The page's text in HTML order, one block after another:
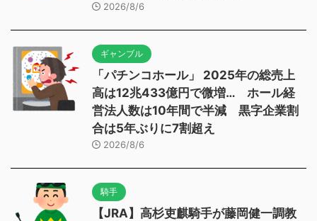
2026/8/6
ギャンブル
「パチンコホール」 2025年の総売上
高は12兆433億円で微増… ホール経
営法人数は10年間で半減 黒字企業割
合は5年ぶりに7割超え
2026/8/6
騎手
【JRA】高杉吏麒騎手が藤岡健一調教